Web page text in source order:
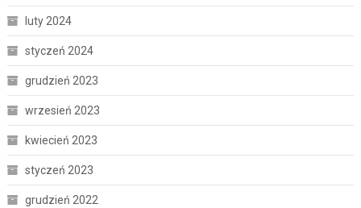
luty 2024
styczeń 2024
grudzień 2023
wrzesień 2023
kwiecień 2023
styczeń 2023
grudzień 2022